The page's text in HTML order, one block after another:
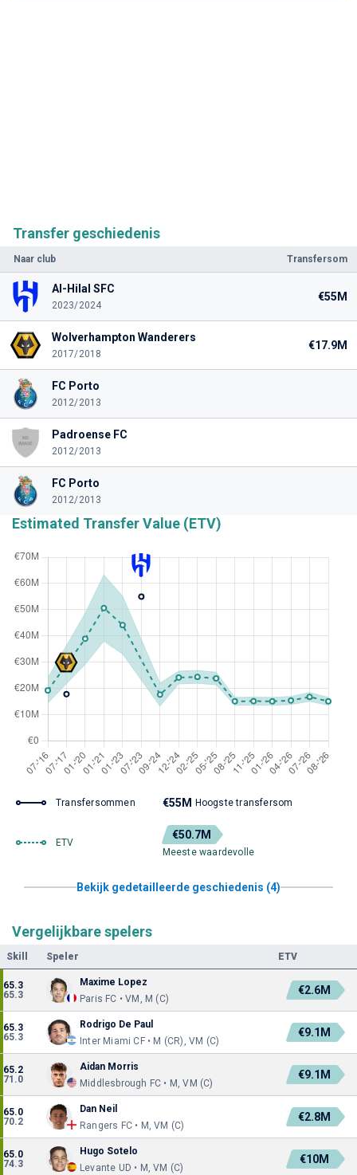
Transfer geschiedenis
Naar club Transfersom
Al-Hilal SFC
2023/2024
€55M
Wolverhampton Wanderers
2017/2018
€17.9M
FC Porto
2012/2013
Padroense FC
2012/2013
FC Porto
2012/2013
Estimated Transfer Value (ETV)
Transfersommen €55M Hoogste transfersom
ETV
€50.7M
Meeste waardevolle
Bekijk gedetailleerde geschiedenis (4)
Vergelijkbare spelers
Skill Speler ETV
65.3
65.3
Maxime Lopez
Paris FC • VM, M (C)
€2.6M
65.3
65.3
Rodrigo De Paul
Inter Miami CF • M (CR), VM (C)
€9.1M
65.2
71.0
Aidan Morris
Middlesbrough FC • M, VM (C)
€9.1M
65.0
70.2
Dan Neil
Rangers FC • M, VM (C)
€2.8M
65.0
74.3
Hugo Sotelo
Levante UD • M, VM (C)
€10M